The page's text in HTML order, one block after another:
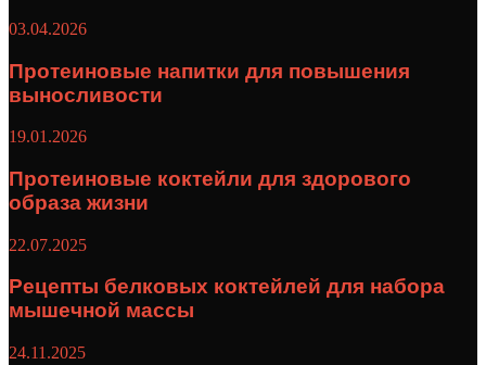
03.04.2026
Протеиновые напитки для повышения
выносливости
19.01.2026
Протеиновые коктейли для здорового
образа жизни
22.07.2025
Рецепты белковых коктейлей для набора
мышечной массы
24.11.2025